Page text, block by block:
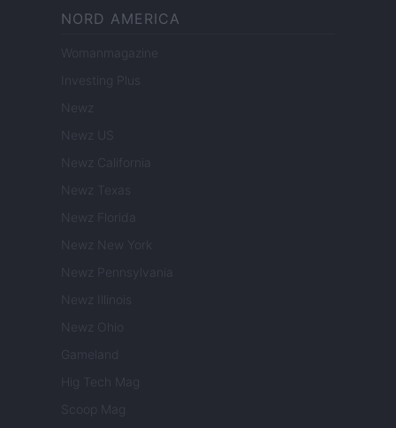
NORD AMERICA
Womanmagazine
Investing Plus
Newz
Newz US
Newz California
Newz Texas
Newz Florida
Newz New York
Newz Pennsylvania
Newz Illinois
Newz Ohio
Gameland
Hig Tech Mag
Scoop Mag